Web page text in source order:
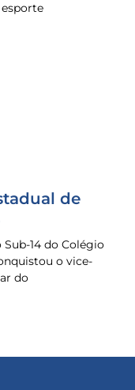
de
14 do Colégio
o vice-
do